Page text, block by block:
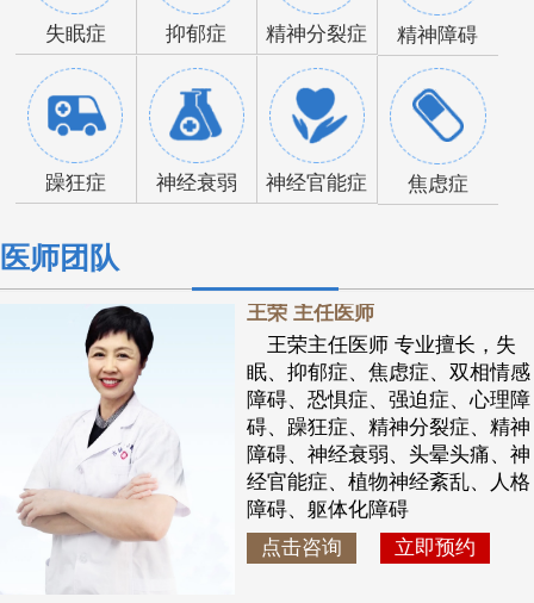
失眠症 抑郁症 精神分裂症 精神障碍
躁狂症 神经衰弱 神经官能症 焦虑症
医师团队
王荣 主任医师
王荣主任医师 专业擅长，失
眠、抑郁症、焦虑症、双相情感
障碍、恐惧症、强迫症、心理障
碍、躁狂症、精神分裂症、精神
障碍、神经衰弱、头晕头痛、神
经官能症、植物神经紊乱、人格
障碍、躯体化障碍
点击咨询
立即预约